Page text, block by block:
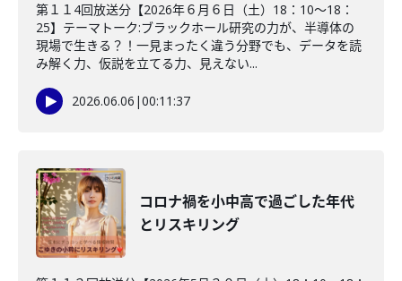
第１１4回放送分【2026年６月６日（土）18：10～18：
25】テーマトーク:ブラックホール研究の力が、半導体の
現場で生きる？！一見まったく違う分野でも、データを読
み解く力、仮説を立てる力、見えない...
2026.06.06 |00:11:37
コロナ禍を小中高で過ごした年代
とリスキリング